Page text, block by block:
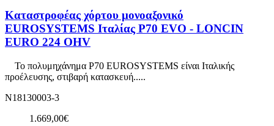
Καταστροφέας χόρτου μονοαξονικό
EUROSYSTEMS Ιταλίας P70 EVO - LONCIN
EURO 224 OHV
Το πολυμηχάνημα P70 EUROSYSTEMS είναι Ιταλικής
προέλευσης, στιβαρή κατασκευή.....
N18130003-3
1.669,00€